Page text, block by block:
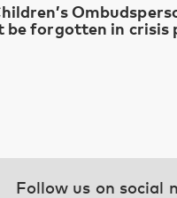
be forgotten in crisis
Follow us on social